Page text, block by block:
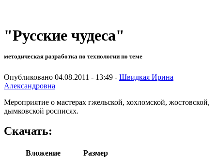
"Русские чудеса"
методическая разработка по технологии по теме
Опубликовано 04.08.2011 - 13:49 - Швидкая Ирина
Александровна
Мероприятие о мастерах гжельской, хохломской, жостовской,
дымковской росписях.
Скачать:
Вложение
Размер